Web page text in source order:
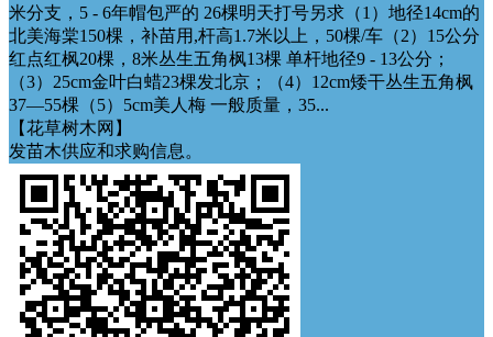
米分支，5 - 6年帽包严的 26棵明天打号另求（1）地径14cm的
北美海棠150棵，补苗用,杆高1.7米以上，50棵/车（2）15公分
红点红枫20棵，8米丛生五角枫13棵 单杆地径9 - 13公分；
（3）25cm金叶白蜡23棵发北京；（4）12cm矮干丛生五角枫
37—55棵（5）5cm美人梅 一般质量，35...
【花草树木网】
发苗木供应和求购信息。